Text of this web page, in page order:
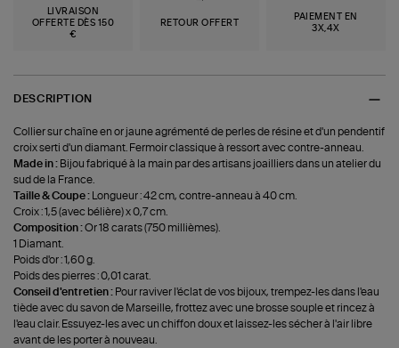
LIVRAISON
OFFERTE DÈS 150
€
RETOUR OFFERT
PAIEMENT EN
3X,4X
DESCRIPTION
Collier sur chaîne en or jaune agrémenté de perles de résine et d'un pendentif
croix serti d'un diamant. Fermoir classique à ressort avec contre-anneau.
Made in : Bijou fabriqué à la main par des artisans joailliers dans un atelier du
sud de la France.
Taille & Coupe :
Longueur : 42 cm, contre-anneau à 40 cm.
Croix : 1,5 (avec bélière) x 0,7 cm.
Composition :Or 18 carats (750 millièmes).
1 Diamant.
Poids d'or : 1,60 g.
Poids des pierres : 0,01 carat.
Conseil d'entretien : Pour raviver l'éclat de vos bijoux, trempez-les dans l'eau
tiède avec du savon de Marseille, frottez avec une brosse souple et rincez à
l'eau clair. Essuyez-les avec un chiffon doux et laissez-les sécher à l'air libre
avant de les porter à nouveau.